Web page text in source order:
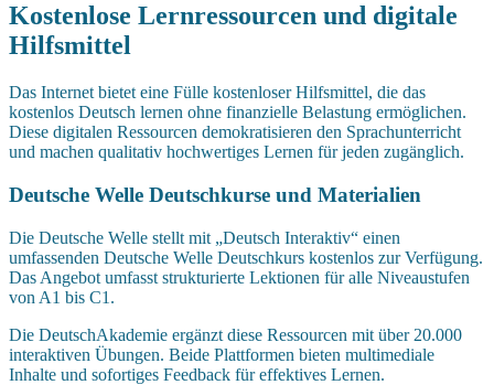
Kostenlose Lernressourcen und digitale
Hilfsmittel
Das Internet bietet eine Fülle kostenloser Hilfsmittel, die das
kostenlos Deutsch lernen ohne finanzielle Belastung ermöglichen.
Diese digitalen Ressourcen demokratisieren den Sprachunterricht
und machen qualitativ hochwertiges Lernen für jeden zugänglich.
Deutsche Welle Deutschkurse und Materialien
Die Deutsche Welle stellt mit „Deutsch Interaktiv“ einen
umfassenden Deutsche Welle Deutschkurs kostenlos zur Verfügung.
Das Angebot umfasst strukturierte Lektionen für alle Niveaustufen
von A1 bis C1.
Die DeutschAkademie ergänzt diese Ressourcen mit über 20.000
interaktiven Übungen. Beide Plattformen bieten multimediale
Inhalte und sofortiges Feedback für effektives Lernen.